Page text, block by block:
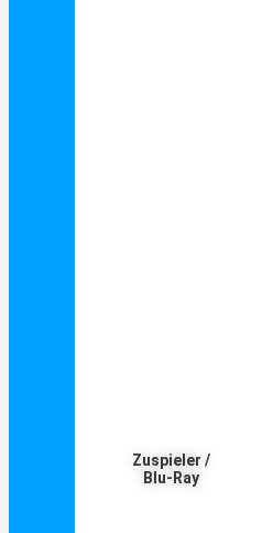
Zuspieler /
Blu-Ray